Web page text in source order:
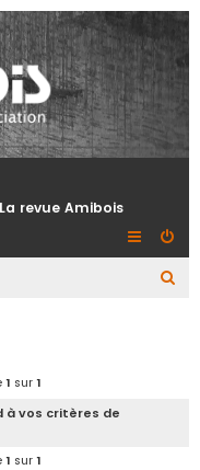
La revue Amibois
1 sur1
à vos critères de
1 sur1